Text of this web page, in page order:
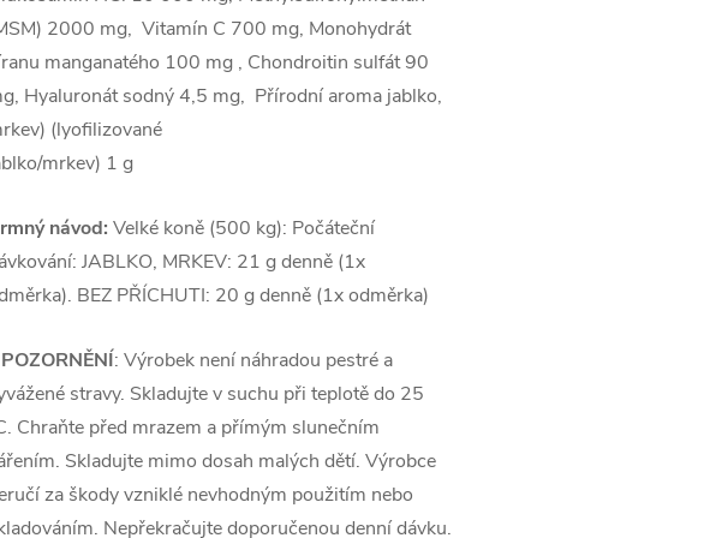
2000 mg, Vitamín C 700 mg, Monohydrát
manganatého 100 mg , Chondroitin sulfát 90
Hyaluronát sodný 4,5 mg, Přírodní aroma jablko,
(lyofilizované
mrkev) 1 g
návod: Velké koně (500 kg): Počáteční
JABLKO, MRKEV: 21 g denně (1x
BEZ PŘÍCHUTI: 20 g denně (1x odměrka)
: Výrobek není náhradou pestré a
stravy. Skladujte v suchu při teplotě do 25
Chraňte před mrazem a přímým slunečním
Skladujte mimo dosah malých dětí. Výrobce
za škody vzniklé nevhodným použitím nebo
Nepřekračujte doporučenou denní dávku.